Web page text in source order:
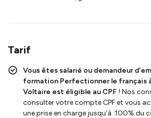
Tarif
Vous êtes salarié ou demandeur
formation Perfectionner le français
Voltaire est éligible au CPF ! Nos
consulter votre compte CPF et vous
une prise en charge jusqu’à 100% du